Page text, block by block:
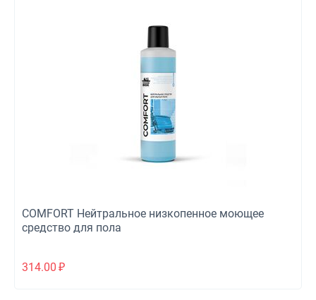
COMFORT Нейтральное низкопенное моющее
средство для пола
314.00 ₽